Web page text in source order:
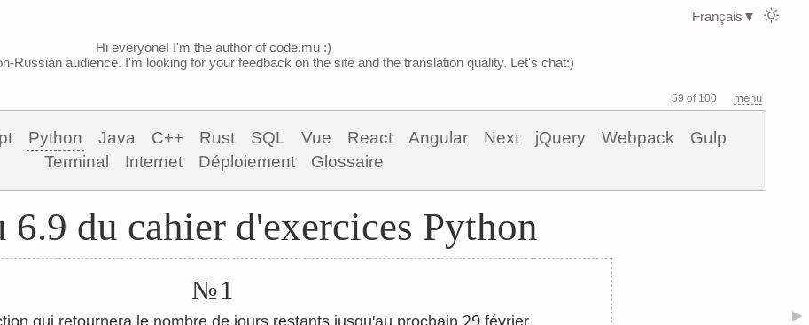
Hi everyone! I'm the author of code.mu :)
Russian audience. I'm looking for your feedback on the site and the translation quality. Let's chat:)
59 of 100 menu
Python Java C++ Rust SQL Vue React Angular Next jQuery Webpack
Gulp
Terminal
Internet Déploiement Glossaire
▶
6.9 du cahier d'exercices Python
№1
qui retournera le nombre de jours restants jusqu'au prochain février.
Français ▼